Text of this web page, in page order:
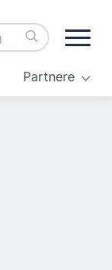
Partnere